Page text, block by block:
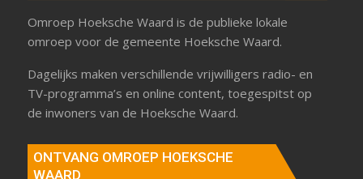
Omroep Hoeksche Waard is de publieke lokale
omroep voor de gemeente Hoeksche Waard.
Dagelijks maken verschillende vrijwilligers radio- en
TV-programma’s en online content, toegespitst op
de inwoners van de Hoeksche Waard.
ONTVANG OMROEP HOEKSCHE
WAARD